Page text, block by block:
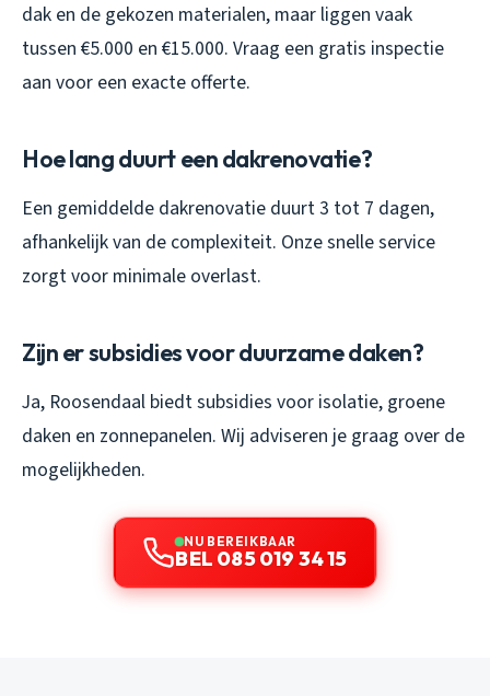
dak en de gekozen materialen, maar liggen vaak
tussen €5.000 en €15.000. Vraag een gratis inspectie
aan voor een exacte offerte.
Hoe lang duurt een dakrenovatie?
Een gemiddelde dakrenovatie duurt 3 tot 7 dagen,
afhankelijk van de complexiteit. Onze snelle service
zorgt voor minimale overlast.
Zijn er subsidies voor duurzame daken?
Ja, Roosendaal biedt subsidies voor isolatie, groene
daken en zonnepanelen. Wij adviseren je graag over de
mogelijkheden.
NU BEREIKBAAR
BEL 085 019 34 15